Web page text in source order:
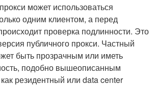
может использоваться
одним клиентом, а перед
проверка подлинности. Это
публичного прокси. Частный
быть прозрачным или иметь
подобно вышеописанным
резидентный или data center